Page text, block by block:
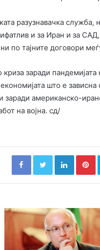
разузнавачка служба,
и за Иран и за
по тајните договори
заради пандемијата
што е
американско-
на војна. сд/
FacebookTwitterLinkedIn